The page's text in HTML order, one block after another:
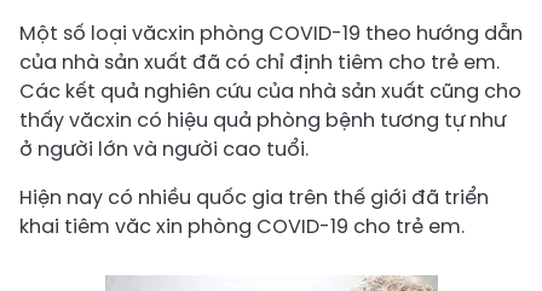
Một số loại văcxin phòng COVID-19 theo hướng dẫn
của nhà sản xuất đã có chỉ định tiêm cho trẻ em.
Các kết quả nghiên cứu của nhà sản xuất cũng cho
thấy văcxin có hiệu quả phòng bệnh tương tự như
ở người lớn và người cao tuổi.
Hiện nay có nhiều quốc gia trên thế giới đã triển
khai tiêm văc xin phòng COVID-19 cho trẻ em.